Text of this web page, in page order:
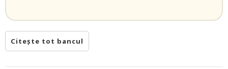
Citește tot bancul